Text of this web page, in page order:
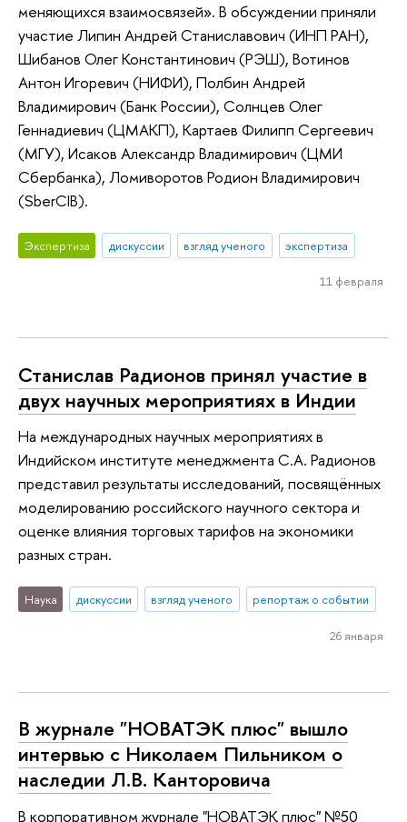
меняющихся взаимосвязей». В обсуждении приняли
участие Липин Андрей Станиславович (ИНП РАН),
Шибанов Олег Константинович (РЭШ), Вотинов
Антон Игоревич (НИФИ), Полбин Андрей
Владимирович (Банк России), Солнцев Олег
Геннадиевич (ЦМАКП), Картаев Филипп Сергеевич
(МГУ), Исаков Александр Владимирович (ЦМИ
Сбербанка), Ломиворотов Родион Владимирович
(SberCIB).
Экспертиза дискуссии взгляд ученого экспертиза
11 февраля
Станислав Радионов принял участие в
двух научных мероприятиях в Индии
На международных научных мероприятиях в
Индийском институте менеджмента С.А. Радионов
представил результаты исследований, посвящённых
моделированию российского научного сектора и
оценке влияния торговых тарифов на экономики
разных стран.
Наука дискуссии взгляд ученого репортаж о событии
26 января
В журнале "НОВАТЭК плюс" вышло
интервью с Николаем Пильником о
наследии Л.В. Канторовича
В корпоративном журнале "НОВАТЭК плюс" №50